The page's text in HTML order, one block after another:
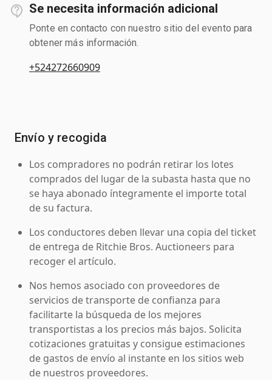
Se necesita información adicional
Ponte en contacto con nuestro sitio del evento para
obtener más información.
+524272660909
Envío y recogida
Los compradores no podrán retirar los lotes
comprados del lugar de la subasta hasta que no
se haya abonado íntegramente el importe total
de su factura.
Los conductores deben llevar una copia del ticket
de entrega de Ritchie Bros. Auctioneers para
recoger el artículo.
Nos hemos asociado con proveedores de
servicios de transporte de confianza para
facilitarte la búsqueda de los mejores
transportistas a los precios más bajos. Solicita
cotizaciones gratuitas y consigue estimaciones
de gastos de envío al instante en los sitios web
de nuestros proveedores.